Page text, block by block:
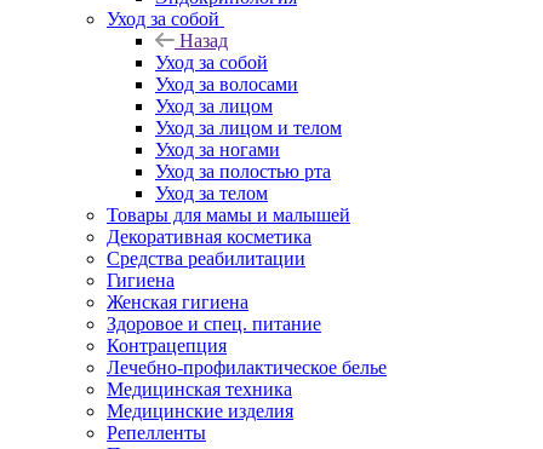
Уход за собой
Назад
Уход за собой
Уход за волосами
Уход за лицом
Уход за лицом и телом
Уход за ногами
Уход за полостью рта
Уход за телом
Товары для мамы и малышей
Декоративная косметика
Средства реабилитации
Гигиена
Женская гигиена
Здоровое и спец. питание
Контрацепция
Лечебно-профилактическое белье
Медицинская техника
Медицинские изделия
Репелленты